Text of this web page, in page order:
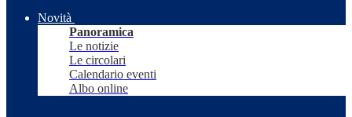
Novità
Panoramica
Le notizie
Le circolari
Calendario eventi
Albo online